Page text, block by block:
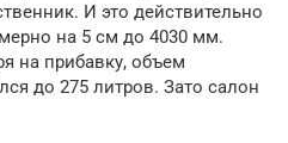
И это действительно
на 5 см до 4030 мм.
на прибавку, объем
до 275 литров. Зато салон